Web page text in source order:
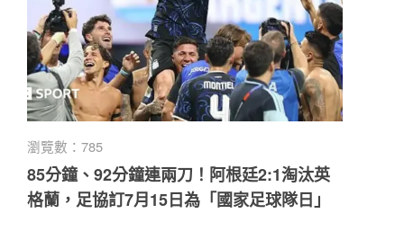
瀏覽數：785
85分鐘、92分鐘連兩刀！阿根廷2:1淘汰英
格蘭，足協訂7月15日為「國家足球隊日」